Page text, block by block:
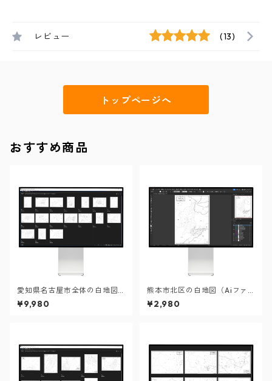
レビュー (13)
トップページへ
おすすめ商品
愛知県名古屋市全体の白地図
と各16区のセット（Aiファイ
ル）
¥9,980
熊本市北区の白地図（Aiファ
イル）
¥2,980